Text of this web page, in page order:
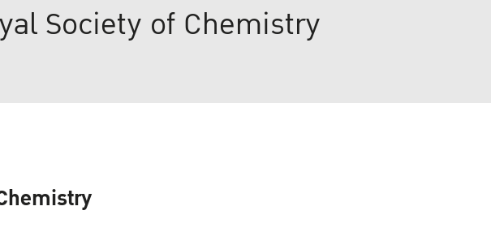
Society of Chemistry